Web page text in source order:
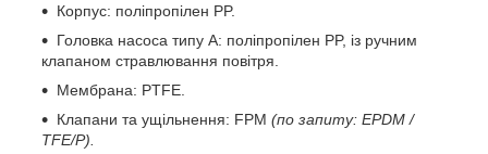
Корпус: поліпропілен PP.
Головка насоса типу А: поліпропілен PP, із ручним
клапаном стравлювання повітря.
Мембрана: PTFE.
Клапани та ущільнення: FPM (по запиту: EPDM /
TFE/P).